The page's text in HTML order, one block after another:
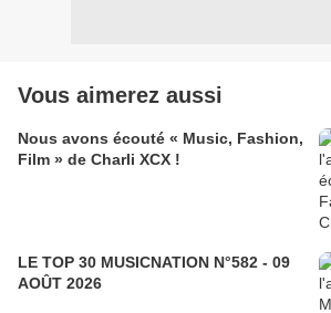
Vous aimerez aussi
Nous avons écouté « Music, Fashion,
Film » de Charli XCX !
LE TOP 30 MUSICNATION N°582 - 09
AOÛT 2026